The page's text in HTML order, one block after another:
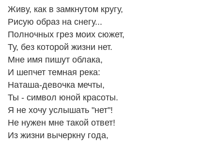
Живу, как в замкнутом кругу,
Рисую образ на снегу...
Полночных грез моих сюжет,
Ту, без которой жизни нет.
Мне имя пишут облака,
И шепчет темная река:
Наташа-девочка мечты,
Ты - символ юной красоты.
Я не хочу услышать "нет"!
Не нужен мне такой ответ!
Из жизни вычеркну года,